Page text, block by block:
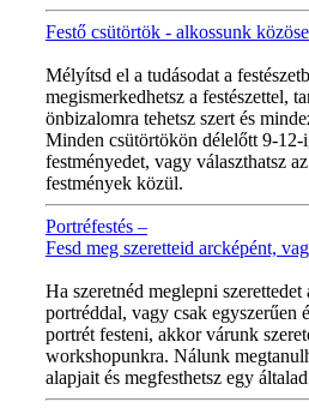
Festő csütörtök - alkossunk
Mélyítsd el a tudásodat a
megismerkedhetsz a festészettel,
önbizalomra tehetsz szert és
Minden csütörtökön délelőtt 9-12-
festményedet, vagy választhatsz
festmények közül.
Portréfestés –
Fesd meg szeretteid arcképént,
Ha szeretnéd meglepni szerettedet
portréddal, vagy csak egyszerűen
portrét festeni, akkor várunk
workshopunkra. Nálunk
alapjait és megfesthetsz egy